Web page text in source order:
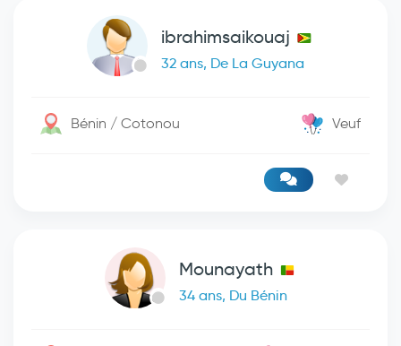
ibrahimsaikouaj
32 ans, De La Guyana
Bénin / Cotonou Veuf
Mounayath
34 ans, Du Bénin